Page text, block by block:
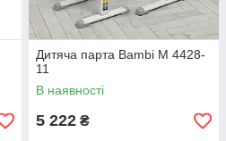
Дитяча парта Bambi M 4428-
11
В наявності
5 222 ₴